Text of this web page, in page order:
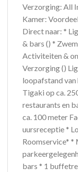
Verzorging: All
Kamer:
Direct naar: *
& bars () *
Activiteiten &
Verzorging ()
loopafstand
Tigaki op ca.
restaurants en
ca. 100 meter
uursreceptie *
Roomservice*
bars * 1